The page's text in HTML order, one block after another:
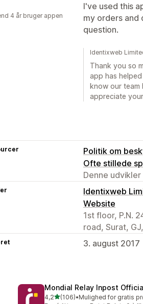
I've used this
my orders and
question.
4 år bruger appen
Identixweb
Thank you so
app has
know our team
appreciate
Politik om
Ofte stillede
Denne
Identixweb
Website
1st floor, P.N.
road, Surat,
3. august 2017
Mondial Relay Inpost
4,2ud af 5 stjerner
(106)
106 anmeldelser i alt
•Mulighed for gratis